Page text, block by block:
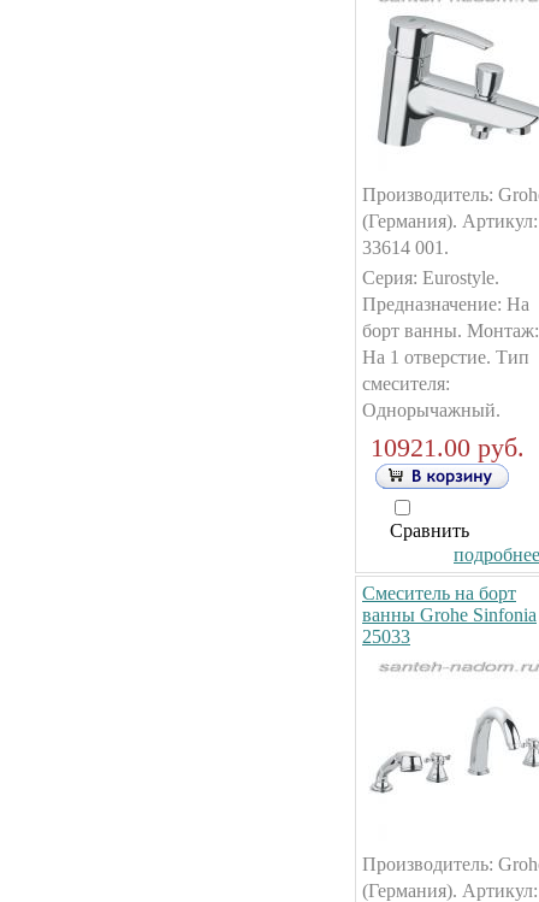
Производитель:
(Германия). Артикул:
33614 001.
Серия: Eurostyle.
Предназначение: На
борт ванны. Монтаж:
На 1 отверстие. Тип
смесителя:
Однорычажный.
10921.00 руб.
Сравнить
Смеситель на борт
ванны Grohe Sinfonia
25033
Производитель:
(Германия). Артикул: